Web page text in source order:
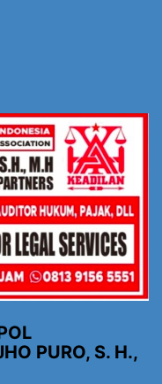
PURO, S. H.,